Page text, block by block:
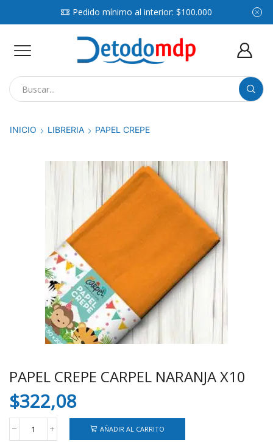
Pedido mínimo al interior: $100.000
INICIO LIBRERIA PAPEL CREPE
PAPEL CREPE CARPEL NARANJA X10
$322,08
PAPEL
AÑADIR AL CARRITO